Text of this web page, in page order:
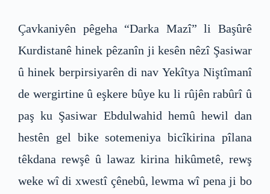
Çavkaniyên pêgeha “Darka Mazî” li Başûrê
Kurdistanê hinek pêzanîn ji kesên nêzî Şasiwar
û hinek berpirsiyarên di nav Yekîtya Niştîmanî
de wergirtine û eşkere bûye ku li rûjên rabûrî û
paş ku Şasiwar Ebdulwahid hemû hewil dan
hestên gel bike sotemeniya bicîkirina pîlana
têkdana rewşê û lawaz kirina hikûmetê, rewş
weke wî di xwestî çênebû, lewma wî pena ji bo